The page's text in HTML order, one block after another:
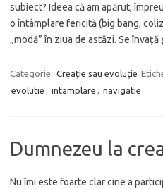
subiect? Ideea că am apărut,
o întâmplare fericită (big bang,
„modă” în ziua de astăzi. Se
Categorie: Creaţie sau evoluţie
evolutie
intamplare navigatie
Dumnezeu la
Nu îmi este foarte clar cine a